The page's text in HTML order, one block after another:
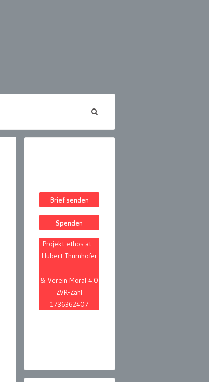
Brief senden
Spenden
Projekt ethos.at
Hubert Thurnhofer
& Verein Moral 4.0
ZVR-Zahl
1736362407